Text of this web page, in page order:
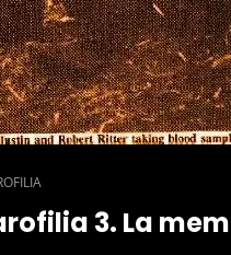
3. La